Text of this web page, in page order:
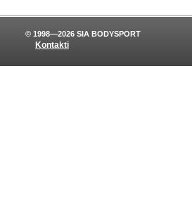
Kontakti
© 1998—2026 SIA BODYSPORT